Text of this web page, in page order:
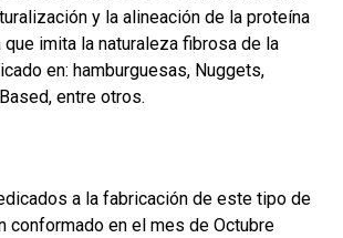
y la alineación de la proteína
que imita la naturaleza fibrosa de la
en: hamburguesas, Nuggets,
entre otros.
a la fabricación de este tipo de
conformado en el mes de Octubre